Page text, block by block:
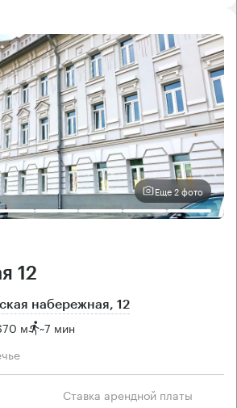
Еще 2 фото
12
набережная, 12
м ~7 мин
Ставка арендной платы